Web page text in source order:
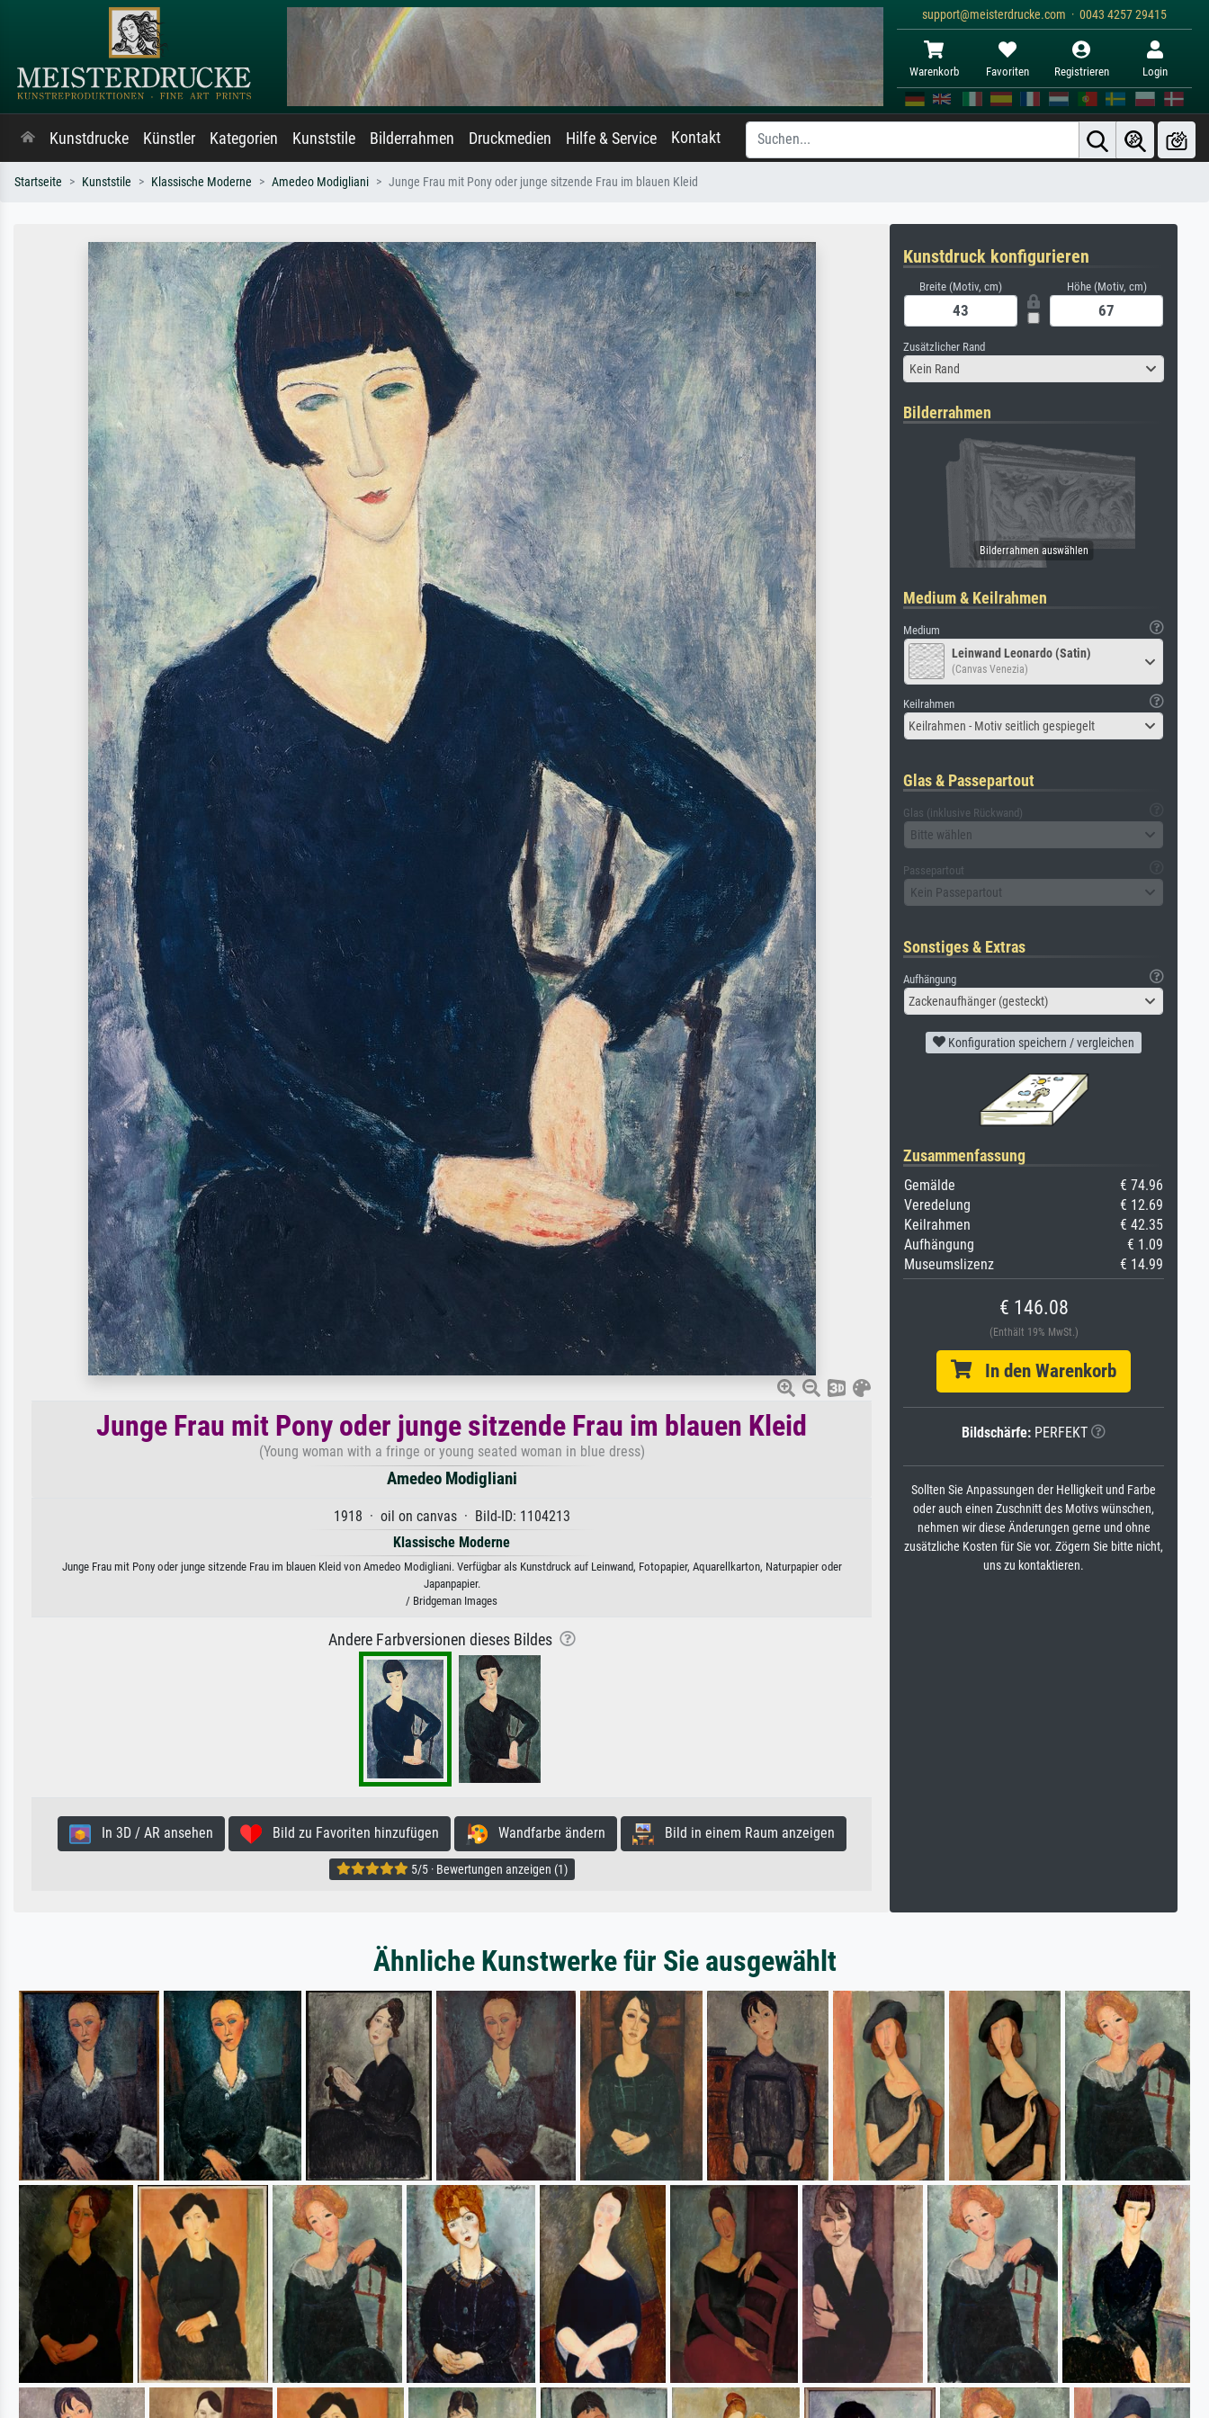
support@meisterdrucke.com · 0043 4257 29415
Warenkorb Favoriten Registrieren Login
Kunstdrucke Künstler Kategorien Kunststile Bilderrahmen Druckmedien Hilfe & Service Kontakt
Startseite Kunststile Klassische Moderne Amedeo Modigliani Junge Frau mit Pony oder junge sitzende Frau im blauen Kleid
Junge Frau mit Pony oder junge sitzende Frau im blauen Kleid
(Young woman with a fringe or young seated woman in blue dress)
Amedeo Modigliani
1918 · oil on canvas · Bild-ID: 1104213
Klassische Moderne
Junge Frau mit Pony oder junge sitzende Frau im blauen Kleid von Amedeo Modigliani. Verfügbar als Kunstdruck auf Leinwand, Fotopapier, Aquarellkarton, Naturpapier oder
Japanpapier.
/ Bridgeman Images
Andere Farbversionen dieses Bildes
In 3D / AR ansehen Bild zu Favoriten hinzufügen Wandfarbe ändern Bild in einem Raum anzeigen
5/5 · Bewertungen anzeigen (1)
Kunstdruck konfigurieren
Breite (Motiv, cm) Höhe (Motiv, cm)
Zusätzlicher Rand
Kein Rand
Bilderrahmen
Medium & Keilrahmen
Medium
Leinwand Leonardo (Satin)
(Canvas Venezia)
Keilrahmen
Keilrahmen - Motiv seitlich gespiegelt
Glas & Passepartout
Glas (inklusive Rückwand)
Bitte wählen
Passepartout
Kein Passepartout
Sonstiges & Extras
Aufhängung
Zackenaufhänger (gesteckt)
Konfiguration speichern / vergleichen
Zusammenfassung
Gemälde
€ 74.96
Veredelung
€ 12.69
Keilrahmen
€ 42.35
Aufhängung
€ 1.09
Museumslizenz
€ 14.99
€ 146.08
(Enthält 19% MwSt.)
In den Warenkorb
Bildschärfe: PERFEKT
Sollten Sie Anpassungen der Helligkeit und Farbe
oder auch einen Zuschnitt des Motivs wünschen,
nehmen wir diese Änderungen gerne und ohne
zusätzliche Kosten für Sie vor. Zögern Sie bitte nicht,
uns zu kontaktieren.
Ähnliche Kunstwerke für Sie ausgewählt